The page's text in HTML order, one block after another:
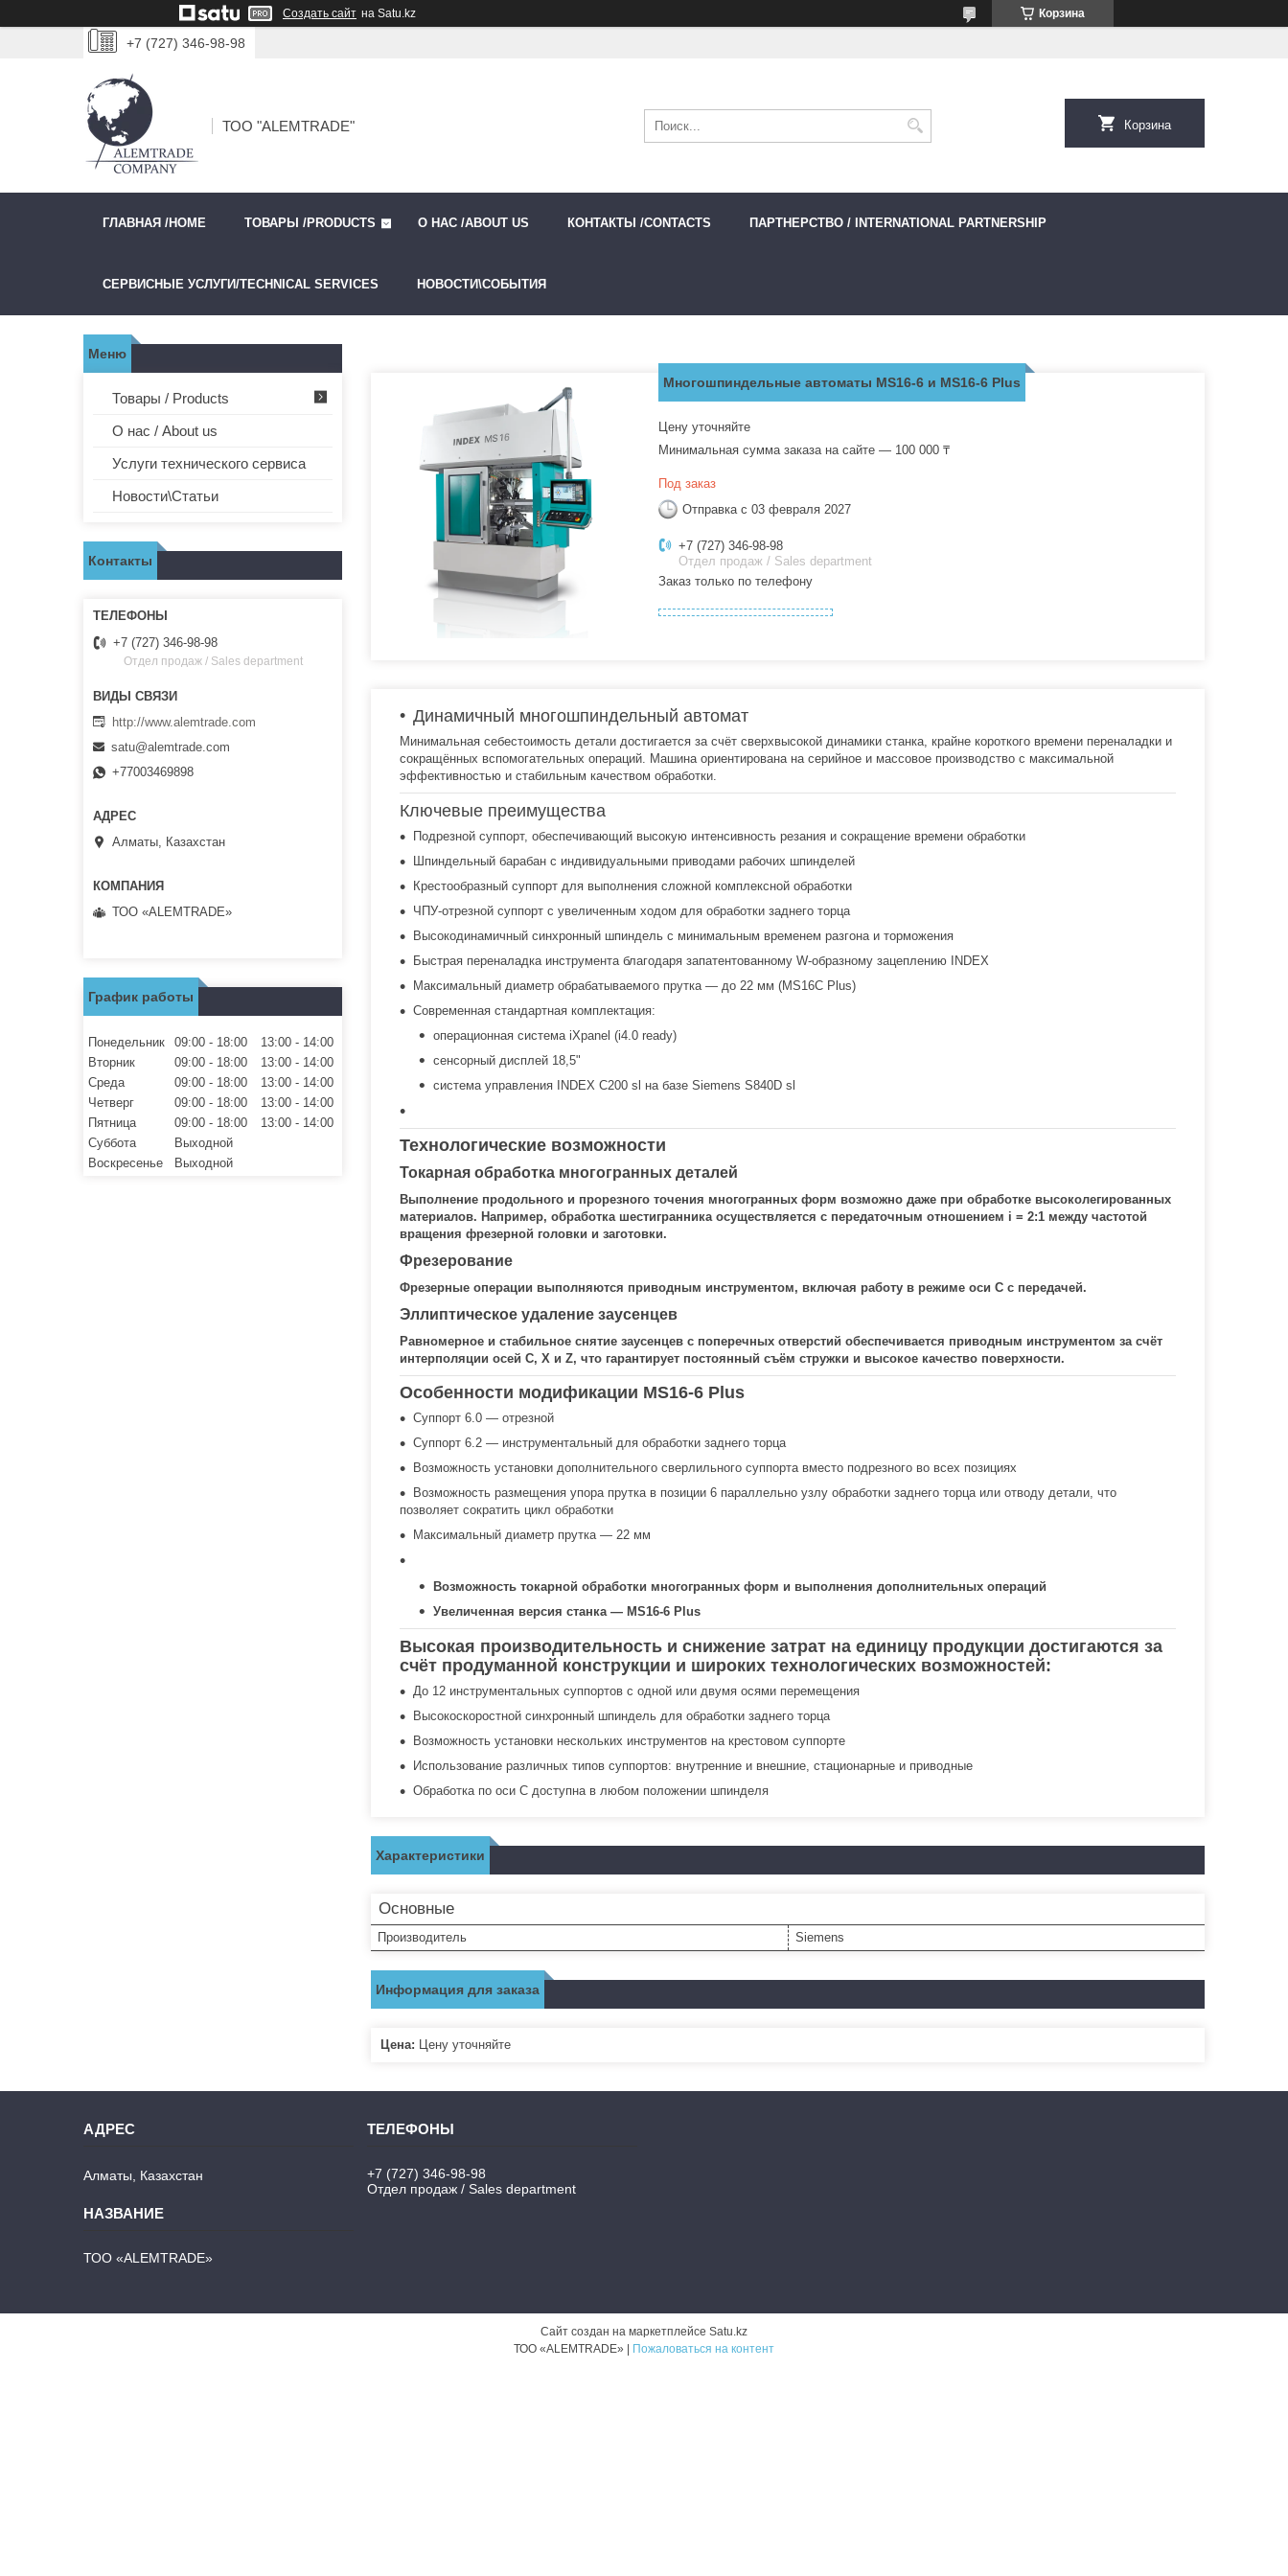
Создать сайт на Satu.kz Корзина
+7 (727) 346-98-98
ТОО "ALEMTRADE" Корзина
ГЛАВНАЯ /HOME ТОВАРЫ /PRODUCTS О НАС /ABOUT US КОНТАКТЫ /CONTACTS ПАРТНЕРСТВО / INTERNATIONAL PARTNERSHIP
СЕРВИСНЫЕ УСЛУГИ/TECHNICAL SERVICES НОВОСТИ\СОБЫТИЯ
Многошпиндельные автоматы MS16-6 и MS16-6 Plus
Цену уточняйте
Минимальная сумма заказа на сайте — 100 000 ₸
Под заказ
Отправка с 03 февраля 2027
+7 (727) 346-98-98
Отдел продаж / Sales department
Заказ только по телефону
Динамичный многошпиндельный автомат
Минимальная себестоимость детали достигается за счёт сверхвысокой динамики станка, крайне короткого времени переналадки и
сокращённых вспомогательных операций. Машина ориентирована на серийное и массовое производство с максимальной
эффективностью и стабильным качеством обработки.
Ключевые преимущества
Подрезной суппорт, обеспечивающий высокую интенсивность резания и сокращение времени обработки
Шпиндельный барабан с индивидуальными приводами рабочих шпинделей
Крестообразный суппорт для выполнения сложной комплексной обработки
ЧПУ-отрезной суппорт с увеличенным ходом для обработки заднего торца
Высокодинамичный синхронный шпиндель с минимальным временем разгона и торможения
Быстрая переналадка инструмента благодаря запатентованному W-образному зацеплению INDEX
Максимальный диаметр обрабатываемого прутка — до 22 мм (MS16C Plus)
Современная стандартная комплектация:
операционная система iXpanel (i4.0 ready)
сенсорный дисплей 18,5"
система управления INDEX C200 sl на базе Siemens S840D sl
Технологические возможности
Токарная обработка многогранных деталей
Выполнение продольного и прорезного точения многогранных форм возможно даже при обработке высоколегированных
материалов. Например, обработка шестигранника осуществляется с передаточным отношением i = 2:1 между частотой
вращения фрезерной головки и заготовки.
Фрезерование
Фрезерные операции выполняются приводным инструментом, включая работу в режиме оси C с передачей.
Эллиптическое удаление заусенцев
Равномерное и стабильное снятие заусенцев с поперечных отверстий обеспечивается приводным инструментом за счёт
интерполяции осей C, X и Z, что гарантирует постоянный съём стружки и высокое качество поверхности.
Особенности модификации MS16-6 Plus
Суппорт 6.0 — отрезной
Суппорт 6.2 — инструментальный для обработки заднего торца
Возможность установки дополнительного сверлильного суппорта вместо подрезного во всех позициях
Возможность размещения упора прутка в позиции 6 параллельно узлу обработки заднего торца или отводу детали, что
позволяет сократить цикл обработки
Максимальный диаметр прутка — 22 мм
Возможность токарной обработки многогранных форм и выполнения дополнительных операций
Увеличенная версия станка — MS16-6 Plus
Высокая производительность и снижение затрат на единицу продукции достигаются за
счёт продуманной конструкции и широких технологических возможностей:
До 12 инструментальных суппортов с одной или двумя осями перемещения
Высокоскоростной синхронный шпиндель для обработки заднего торца
Возможность установки нескольких инструментов на крестовом суппорте
Использование различных типов суппортов: внутренние и внешние, стационарные и приводные
Обработка по оси C доступна в любом положении шпинделя
Характеристики
Основные
Производитель Siemens
Информация для заказа
Цена: Цену уточняйте
Товары / Products
О нас / About us
Услуги технического сервиса
Новости\Статьи
Контакты
+7 (727) 346-98-98
Отдел продаж / Sales department
http://www.alemtrade.com
satu@alemtrade.com
+77003469898
Алматы, Казахстан
ТОО «ALEMTRADE»
График работы
Понедельник 09:00 18:00 13:00
14:00
Вторник
09:00 18:00 13:00
14:00
Среда
09:00 18:00 13:00
14:00
Четверг
09:00 18:00 13:00
14:00
Пятница
09:00 18:00 13:00
14:00
Суббота
Выходной
Воскресенье
Выходной
Алматы, Казахстан
ТОО «ALEMTRADE»
+7 (727) 346-98-98
Отдел продаж / Sales department
Сайт создан на маркетплейсе Satu.kz
ТОО «ALEMTRADE» | Пожаловаться на контент